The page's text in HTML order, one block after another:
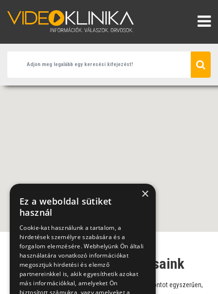
Oxyológus szakorvosaink
Válasszon szakorvosaink közül, és foglaljon időpontot egyszerűen,
×
Ez a weboldal sütiket
használ
Cookie-kat használunk a tartalom, a
hirdetések személyre szabására és a
forgalom elemzésére. Webhelyünk Ön általi
használatára vonatkozó információkat
megosztjuk hirdetési és elemző
partnereinkkel is, akik egyesíthetik azokat
más információkkal, amelyeket Ön
biztosított számukra, vagy amelyeket a